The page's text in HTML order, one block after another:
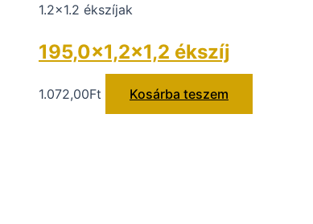
1.2x1.2 ékszíjak
195,0×1,2×1,2 ékszíj
1.072,00Ft Kosárba teszem